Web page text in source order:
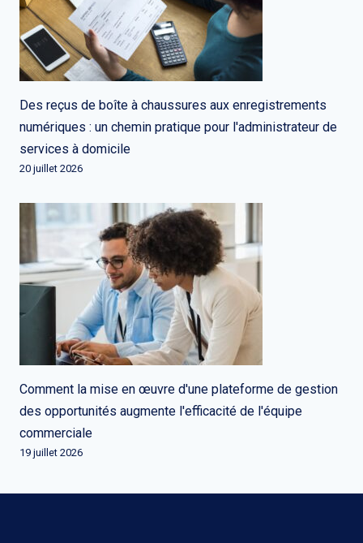
Des reçus de boîte à chaussures aux enregistrements
numériques : un chemin pratique pour l'administrateur de
services à domicile
20 juillet 2026
Comment la mise en œuvre d'une plateforme de gestion
des opportunités augmente l'efficacité de l'équipe
commerciale
19 juillet 2026